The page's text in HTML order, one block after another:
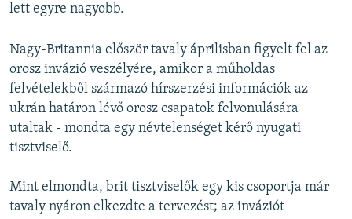
lett egyre nagyobb.
Nagy-Britannia először tavaly áprilisban figyelt fel az
orosz invázió veszélyére, amikor a műholdas
felvételekből származó hírszerzési információk az
ukrán határon lévő orosz csapatok felvonulására
utaltak - mondta egy névtelenséget kérő nyugati
tisztviselő.
Mint elmondta, brit tisztviselők egy kis csoportja már
tavaly nyáron elkezdte a tervezést; az inváziót